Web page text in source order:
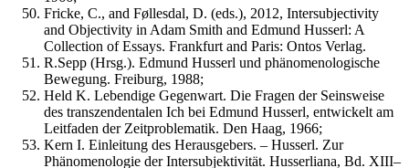
Fricke, C., and Føllesdal, D. (eds.), 2012, Intersubjectivity
and Objectivity in Adam Smith and Edmund Husserl: A
Collection of Essays. Frankfurt and Paris: Ontos Verlag.
R.Sepp (Hrsg.). Edmund Husserl und phänomenologische
Bewegung. Freiburg, 1988;
Held K. Lebendige Gegenwart. Die Fragen der Seinsweise
des transzendentalen Ich bei Edmund Husserl, entwickelt am
Leitfaden der Zeitproblematik. Den Haag, 1966;
Kern I. Einleitung des Herausgebers. – Husserl. Zur
Phänomenologie der Intersubjektivität. Husserliana, Bd. XIII–